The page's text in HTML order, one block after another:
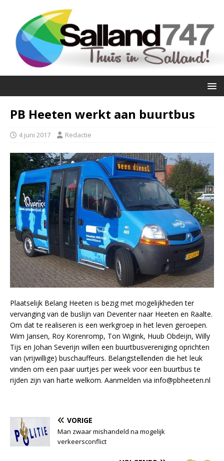
PB Heeten werkt aan buurtbus
4 juni 2017 Redactie
Plaatselijk Belang Heeten is bezig met mogelijkheden ter
vervanging van de buslijn van Deventer naar Heeten en Raalte.
Om dat te realiseren is een werkgroep in het leven geroepen.
Wim Jansen, Roy Korenromp, Ton Wigink, Huub Obdeijn, Willy
Tijs en Johan Severijn willen een buurtbusvereniging oprichten
van (vrijwillige) buschauffeurs. Belangstellenden die het leuk
vinden om een paar uurtjes per week voor een buurtbus te
rijden zijn van harte welkom. Aanmelden via info@pbheeten.nl
VORIGE
Man zwaar mishandeld na mogelijk
verkeersconflict